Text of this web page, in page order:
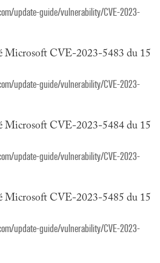
update-guide/vulnerability/CVE-2023-
Microsoft CVE-2023-5483 du 15
update-guide/vulnerability/CVE-2023-
Microsoft CVE-2023-5484 du 15
update-guide/vulnerability/CVE-2023-
Microsoft CVE-2023-5485 du 15
update-guide/vulnerability/CVE-2023-